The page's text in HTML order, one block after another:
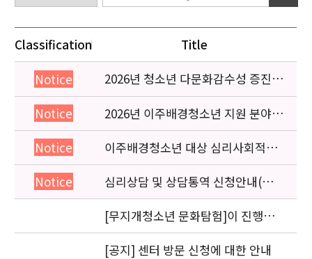
Classification Title
Notice
2026년 청소년 다문화감수성 증진
프로그램 「다가감」신청기관 안내
Notice
2026년 이주배경청소년 지원 분야
종사자 역량강화 교육 일정 안내
Notice
이주배경청소년 대상 심리사회적응
검사 연수동영상 개편 안내
Notice
심리상담 및 상담통역 신청안내(의뢰
서첨부)
[무지개청소년 문화탐험]이 진행됩
니다.
[공지] 센터 방문 신청에 대한 안내